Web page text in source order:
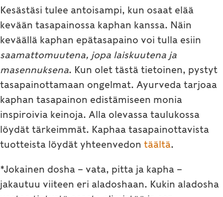
Kesästäsi tulee antoisampi, kun osaat elää
kevään tasapainossa kaphan kanssa. Näin
keväällä kaphan epätasapaino voi tulla esiin
saamattomuutena, jopa laiskuutena ja
masennuksena. Kun olet tästä tietoinen, pystyt
tasapainottamaan ongelmat. Ayurveda tarjoaa
kaphan tasapainon edistämiseen monia
inspiroivia keinoja. Alla olevassa taulukossa
löydät tärkeimmät. Kaphaa tasapainottavista
tuotteista löydät yhteenvedon täältä.
*Jokainen dosha – vata, pitta ja kapha –
jakautuu viiteen eri aladoshaan. Kukin aladosha